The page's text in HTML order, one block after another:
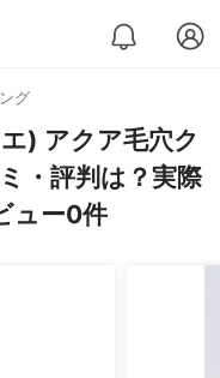
グ
) アクア毛穴ク
・評判は？実際
ュー0件